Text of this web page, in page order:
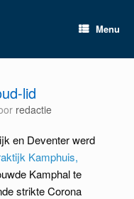
Menu
lid
redactie
en Deventer werd
Kamphuis,
Kamphal te
strikte Corona